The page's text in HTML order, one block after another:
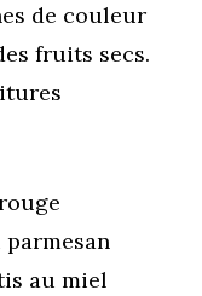
de couleur
fruits secs.
au miel